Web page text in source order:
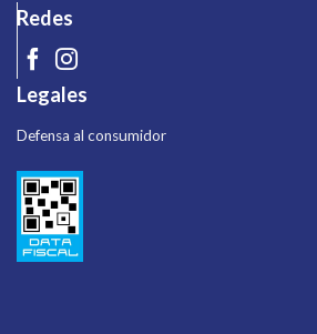
Redes
Legales
Defensa al consumidor